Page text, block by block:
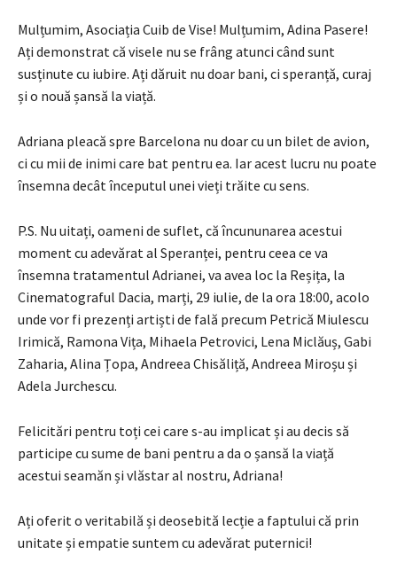
Mulțumim, Asociația Cuib de Vise! Mulțumim, Adina Pasere!
Ați demonstrat că visele nu se frâng atunci când sunt
susținute cu iubire. Ați dăruit nu doar bani, ci speranță, curaj
și o nouă șansă la viață.
Adriana pleacă spre Barcelona nu doar cu un bilet de avion,
ci cu mii de inimi care bat pentru ea. Iar acest lucru nu poate
însemna decât începutul unei vieți trăite cu sens.
P.S. Nu uitați, oameni de suflet, că încununarea acestui
moment cu adevărat al Speranței, pentru ceea ce va
însemna tratamentul Adrianei, va avea loc la Reșița, la
Cinematograful Dacia, marți, 29 iulie, de la ora 18:00, acolo
unde vor fi prezenți artiști de fală precum Petrică Miulescu
Irimică, Ramona Vița, Mihaela Petrovici, Lena Miclăuș, Gabi
Zaharia, Alina Țopa, Andreea Chisăliță, Andreea Miroșu și
Adela Jurchescu.
Felicitări pentru toți cei care s-au implicat și au decis să
participe cu sume de bani pentru a da o șansă la viață
acestui seamăn și vlăstar al nostru, Adriana!
Ați oferit o veritabilă și deosebită lecție a faptului că prin
unitate și empatie suntem cu adevărat puternici!